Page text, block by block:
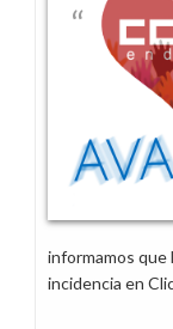
si
un
informamos que
incidencia en